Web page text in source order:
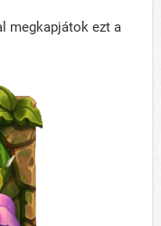
megkapjátok ezt a